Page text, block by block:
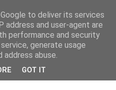
to deliver its services
address and user-agent are
performance and security
generate usage
abuse.
GOT IT